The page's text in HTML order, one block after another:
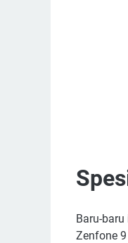
Baru-
Zenfone